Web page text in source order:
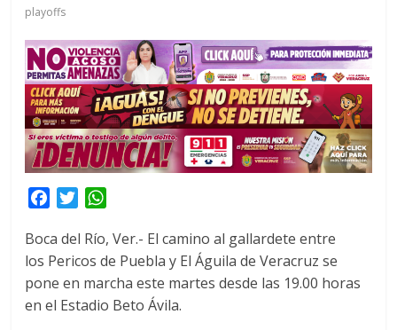
playoffs
c
e
b
o
T
i
t
t
e
a
t
s
A
Boca del Río, Ver.- El camino al gallardete entre
los Pericos de Puebla y El Águila de Veracruz se
pone en marcha este martes desde las 19.00 horas
en el Estadio Beto Ávila.